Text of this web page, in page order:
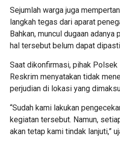
Sejumlah warga juga
langkah tegas dari aparat
Bahkan, muncul dugaan
hal tersebut belum dapat
Saat dikonfirmasi, pihak
Reskrim menyatakan tidak
perjudian di lokasi yang
“Sudah kami lakukan
kegiatan tersebut. Namun,
akan tetap kami tindak lanjuti,”